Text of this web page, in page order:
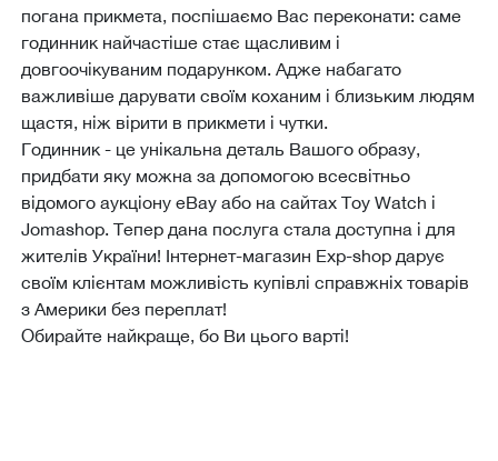
погана прикмета, поспішаємо Вас переконати: саме
годинник найчастіше стає щасливим і
довгоочікуваним подарунком. Адже набагато
важливіше дарувати своїм коханим і близьким людям
щастя, ніж вірити в прикмети і чутки.
Годинник - це унікальна деталь Вашого образу,
придбати яку можна за допомогою всесвітньо
відомого аукціону eBay або на сайтах Toy Watch і
Jomashop. Тепер дана послуга стала доступна і для
жителів України! Інтернет-магазин Еxp-shop дарує
своїм клієнтам можливість купівлі справжніх товарів
з Америки без переплат!
Обирайте найкраще, бо Ви цього варті!